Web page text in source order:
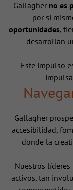
Gallagher no es
por sí
oportunidades,
desarrollan
Este impulso
Gallagher
accesibilidad,
donde la
Nuestros
activos, tan